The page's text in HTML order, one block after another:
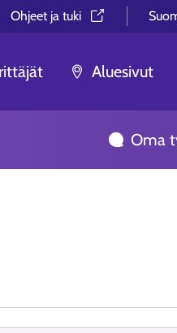
Ohjeet ja tuki⁠
Aluesivut
Oma